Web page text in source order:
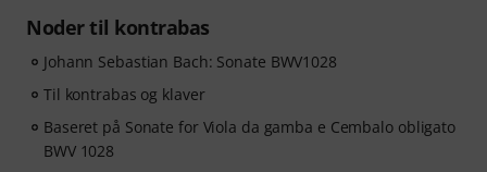
Noder til kontrabas
Johann Sebastian Bach: Sonate BWV1028
Til kontrabas og klaver
Baseret på Sonate for Viola da gamba e Cembalo obligato
BWV 1028